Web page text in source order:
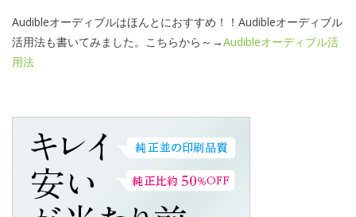
Audibleオーディブルはほんとにおすすめ！！Audibleオーディブル
活用法も書いてみました。こちらから～→Audibleオーディブル活
用法